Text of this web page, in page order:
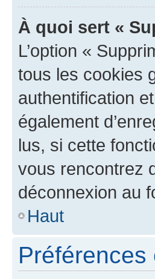
À quoi sert «
L’option «
tous les cookies
authentification
également
lus, si cette
vous rencontrez
déconnexion au
Haut